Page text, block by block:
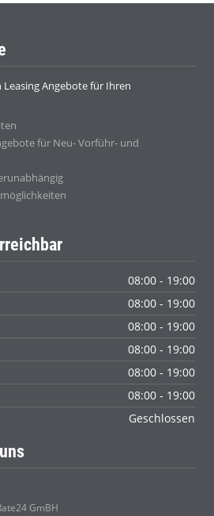
Angebote für Ihren
für Neu- Vorführ- und
08:00 - 19:00
08:00 - 19:00
08:00 - 19:00
08:00 - 19:00
08:00 - 19:00
08:00 - 19:00
Geschlossen
GmBH